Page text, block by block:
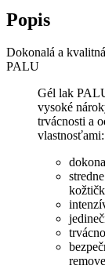
Popis
Dokonalá a
PALU
Gél lak
vysoké
trvácnosti a
vlastnosťami: